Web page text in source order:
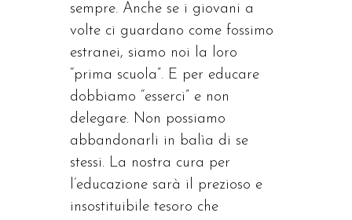
sempre. Anche se i giovani a
volte ci guardano come fossimo
estranei, siamo noi la loro
“prima scuola”. E per educare
dobbiamo “esserci” e non
delegare. Non possiamo
abbandonarli in balìa di se
stessi. La nostra cura per
l’educazione sarà il prezioso e
insostituibile tesoro che